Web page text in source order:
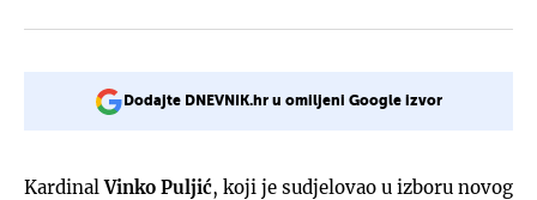
Dodajte DNEVNIK.hr u omiljeni Google izvor
KardinalVinko Puljić, koji je sudjelovao u izboru novog